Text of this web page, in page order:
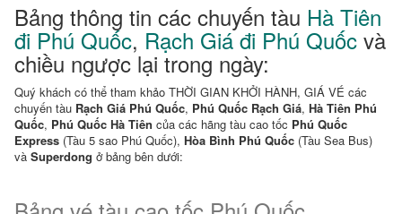
Combo
Du
Lịch
Vé
Xe
Xem
Bảng thông tin các chuyến tàu Hà Tiên
đi Phú Quốc, Rạch Giá đi Phú Quốc và
chiều ngược lại trong ngày:
Quý khách có thể tham khảo THỜI GIAN KHỞI HÀNH, GIÁ VÉ các
chuyến tàu Rạch Giá Phú Quốc, Phú Quốc Rạch Giá, Hà Tiên Phú
Quốc, Phú Quốc Hà Tiên của các hãng tàu cao tốc Phú Quốc
Express (Tàu 5 sao Phú Quốc), Hòa Bình Phú Quốc (Tàu Sea Bus)
và Superdong ở bảng bên dưới: